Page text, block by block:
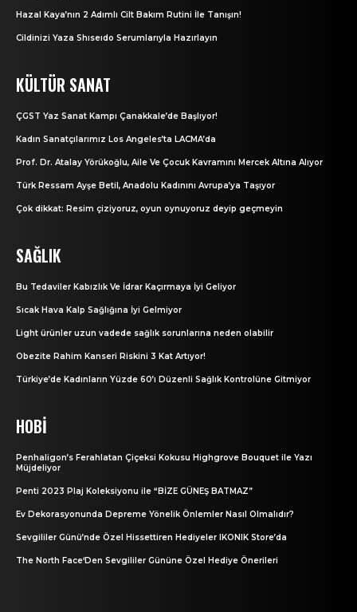
Hazal Kaya’nın 2 Adımlı Cilt Bakım Rutini İle Tanışın!
Cildinizi Yaza Shıseıdo Serumlarıyla Hazırlayın
KÜLTÜR SANAT
ÇGST Yaz Sanat Kampı Çanakkale’de Başlıyor!
Kadın Sanatçılarımız Los Angeles’ta LACMA’da
Prof. Dr. Atalay Yörükoğlu, Aile Ve Çocuk Kavramını Mercek Altına Alıyor
Türk Ressam Ayşe Betil, Anadolu Kadınını Avrupa’ya Taşıyor
Çok dikkat: Resim çiziyoruz, oyun oynuyoruz deyip geçmeyin
SAĞLIK
Bu Tedaviler Kabızlık Ve İdrar Kaçırmaya İyi Geliyor
Sıcak Hava Kalp Sağlığına İyi Gelmiyor
Light ürünler uzun vadede sağlık sorunlarına neden olabilir
Obezite Rahim Kanseri Riskini 3 Kat Artıyor!
Türkiye’de Kadınların Yüzde 60’ı Düzenli Sağlık Kontrolüne Gitmiyor
HOBI
Penhaligon’s Ferahlatan Çiçeksi Kokusu Highgrove Bouquet ile Yazı
Müjdeliyor
Penti 2023 Plaj Koleksiyonu ile “BİZE GÜNEŞ BATMAZ”
Ev Dekorasyonunda Depreme Yönelik Önlemler Nasıl Olmalıdır?
Sevgililer Günü’nde Özel Hissettiren Hediyeler IKONIK Store’da
The North Face‘Den Sevgililer Gününe Özel Hediye Önerileri